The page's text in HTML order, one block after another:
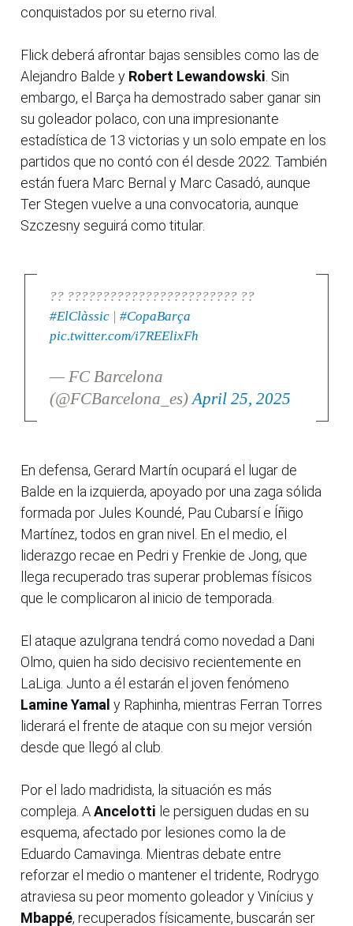
conquistados por su eterno rival.
Flick deberá afrontar bajas sensibles como las de
Alejandro Balde y Robert Lewandowski . Sin
embargo, el Barça ha demostrado saber ganar sin
su goleador polaco, con una impresionante
estadística de 13 victorias y un solo empate en los
partidos que no contó con él desde 2022. También
están fuera Marc Bernal y Marc Casadó, aunque
Ter Stegen vuelve a una convocatoria, aunque
Szczesny seguirá como titular.
?? ???????????????????????? ??
#ElClàssic| #CopaBarça
pic.twitter.com/i7REElixFh
— FC Barcelona
(@FCBarcelona_es) April 25, 2025
En defensa, Gerard Martín ocupará el lugar de
Balde en la izquierda, apoyado por una zaga sólida
formada por Jules Koundé, Pau Cubarsí e Íñigo
Martínez, todos en gran nivel. En el medio, el
liderazgo recae en Pedri y Frenkie de Jong, que
llega recuperado tras superar problemas físicos
que le complicaron al inicio de temporada.
El ataque azulgrana tendrá como novedad a Dani
Olmo, quien ha sido decisivo recientemente en
LaLiga. Junto a él estarán el joven fenómeno
Lamine Yamal y Raphinha, mientras Ferran Torres
liderará el frente de ataque con su mejor versión
desde que llegó al club.
Por el lado madridista, la situación es más
compleja. AAncelotti le persiguen dudas en su
esquema, afectado por lesiones como la de
Eduardo Camavinga. Mientras debate entre
reforzar el medio o mantener el tridente, Rodrygo
atraviesa su peor momento goleador y Vinícius y
Mbappé, recuperados físicamente, buscarán ser